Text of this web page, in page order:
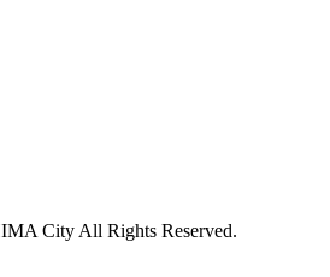
City All Rights Reserved.